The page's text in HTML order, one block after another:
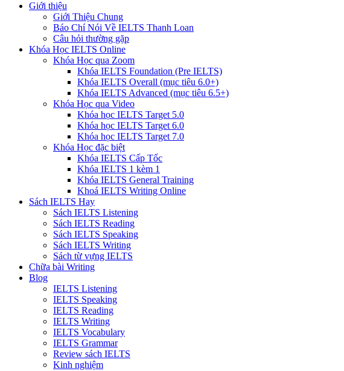
Giới thiệu
Giới Thiệu Chung
Báo Chí Nói Về IELTS Thanh Loan
Câu hỏi thường gặp
Khóa Học IELTS Online
Khóa Học qua Zoom
Khóa IELTS Foundation (Pre IELTS)
Khóa IELTS Overall (mục tiêu 6.0+)
Khóa IELTS Advanced (mục tiêu 6.5+)
Khóa Học qua Video
Khóa học IELTS Target 5.0
Khóa học IELTS Target 6.0
Khóa học IELTS Target 7.0
Khóa Học đặc biệt
Khóa IELTS Cấp Tốc
Khóa IELTS 1 kèm 1
Khóa IELTS General Training
Khoá IELTS Writing Online
Sách IELTS Hay
Sách IELTS Listening
Sách IELTS Reading
Sách IELTS Speaking
Sách IELTS Writing
Sách từ vựng IELTS
Chữa bài Writing
Blog
IELTS Listening
IELTS Speaking
IELTS Reading
IELTS Writing
IELTS Vocabulary
IELTS Grammar
Review sách IELTS
Kinh nghiệm